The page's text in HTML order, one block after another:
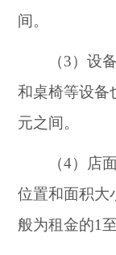
间。
（3）设备
和桌椅等设备
元之间。
（4）店面
位置和面积大
般为租金的1